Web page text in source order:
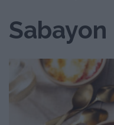
Sabayon